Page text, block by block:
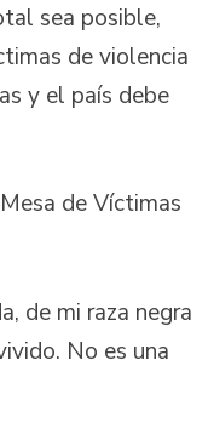
sea posible,
de violencia
y el país debe
de Víctimas
de mi raza negra
No es una